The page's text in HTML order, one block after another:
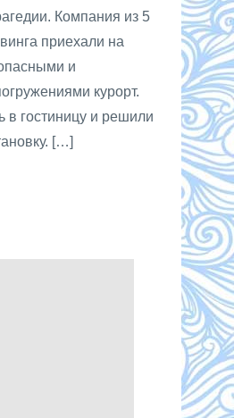
Компания из 5
приехали на
и
курорт.
в гостиницу и решили
[…]